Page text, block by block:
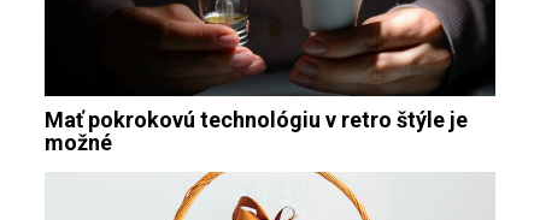
Mať pokrokovú technológiu v retro štýle je
možné